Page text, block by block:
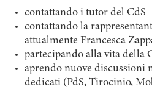
contattando i tutor del CdS
contattando la
attualmente Francesca
partecipando alla vita della
aprendo nuove discussioni
dedicati (PdS, Tirocinio,